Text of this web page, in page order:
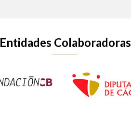
Entidades Colaboradoras